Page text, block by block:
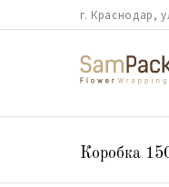
г. Краснодар,
Коробка